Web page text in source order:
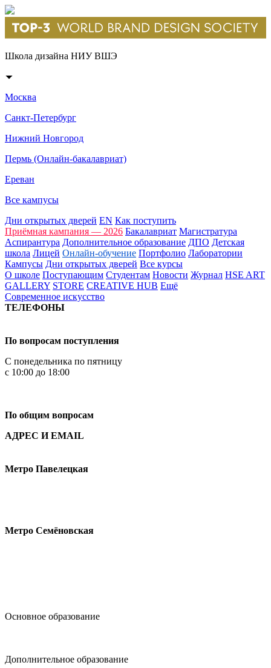
Школа дизайна НИУ ВШЭ
Москва
Санкт-Петербург
Нижний Новгород
Пермь (Онлайн-бакалавриат)
Ереван
Все кампусы
Дни открытых дверей EN Как поступить
Приёмная кампания — 2026 Бакалавриат Магистратура
Аспирантура Дополнительное образование ДПО Детская
школа Лицей Онлайн-обучение Портфолио Лаборатории
Кампусы Дни открытых дверей Все курсы
О школе Поступающим Студентам Новости Журнал HSE ART
GALLERY STORE CREATIVE HUB Ещё
Современное искусство
ТЕЛЕФОНЫ
По вопросам поступления
С понедельника по пятницу
с 10:00 до 18:00
По общим вопросам
АДРЕС И EMAIL
Метро Павелецкая
Метро Семёновская
Основное образование
Дополнительное образование